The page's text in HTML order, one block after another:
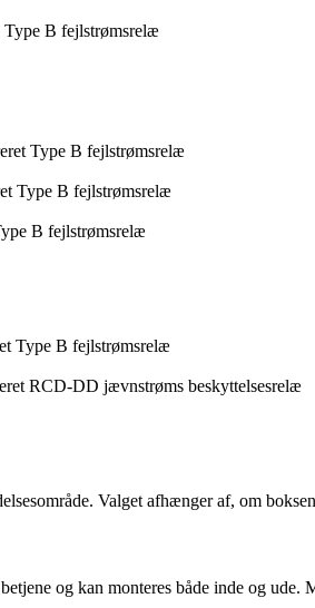
Type B fejlstrømsrelæ
Type B fejlstrømsrelæ
Type B fejlstrømsrelæ
B fejlstrømsrelæ
Type B fejlstrømsrelæ
RCD-DD jævnstrøms beskyttelsesrelæ
Valget afhænger af, om
og kan monteres både inde og